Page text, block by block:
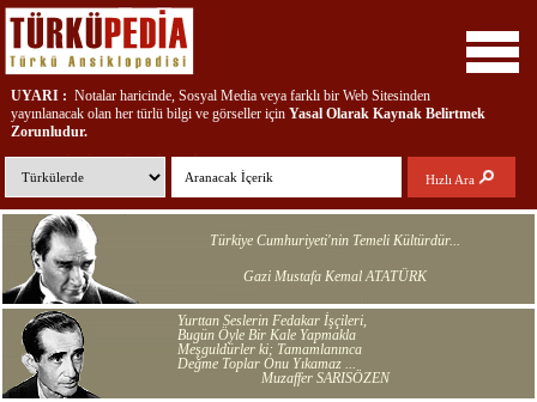
UYARI : Notalar haricinde, Sosyal Media veya farklı bir Web Sitesinden
yayınlanacak olan her türlü bilgi ve görseller için Yasal Olarak Kaynak Belirtmek
Zorunludur.
Emektarlarına ait bilgi, belge, doküman ve ses kayıtları içeren interaktif bir
kütüphanedir...
Hızlı Ara
Türkiye Cumhuriyeti'nin Temeli Kültürdür...
Gazi Mustafa Kemal ATATÜRK
Yurttan Seslerin Fedakar İşçileri,
Bugün Öyle Bir Kale Yapmakla
Meşguldürler ki; Tamamlanınca
Değme Toplar Onu Yıkamaz ...
Muzaffer SARISÖZEN